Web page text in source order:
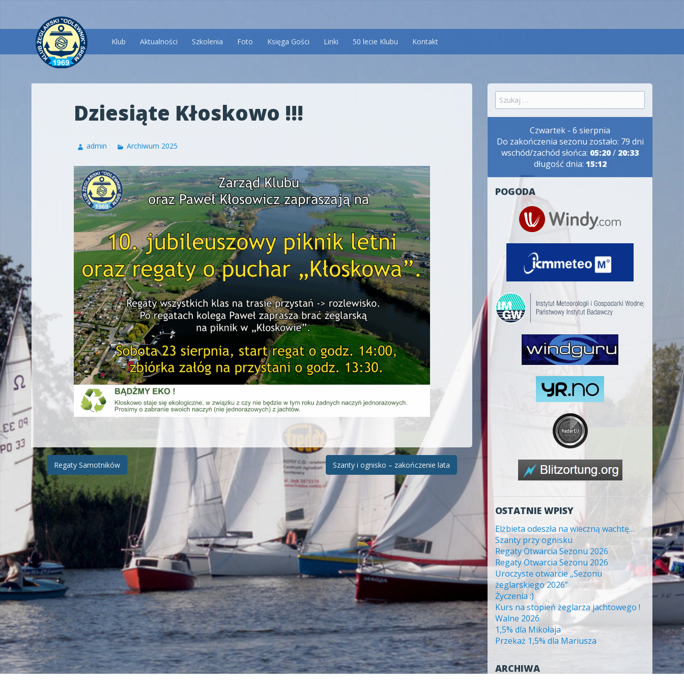
Przeskocz
do
treści
Klub Aktualności Szkolenia Foto Księga Gości Linki 50 lecie Klubu Kontakt
Dziesiąte Kłoskowo !!!
admin Archiwum 2025
Zobacz
wpisy
Regaty Samotników Szanty i ognisko – zakończenie lata
Szukaj:
Czwartek - 6 sierpnia
Do zakończenia sezonu zostało: 79 dni
wschód/zachód słońca: 05:20/ 20:33
długość dnia: 15:12
POGODA
OSTATNIE WPISY
Elżbieta odeszła na wieczną wachtę…
Szanty przy ognisku
Regaty Otwarcia Sezonu 2026
Regaty Otwarcia Sezonu 2026
Uroczyste otwarcie „Sezonu
żeglarskiego 2026”
Życzenia :)
Kurs na stopień żeglarza jachtowego !
Walne 2026
1,5% dla Mikołaja
Przekaż 1,5% dla Mariusza
ARCHIWA